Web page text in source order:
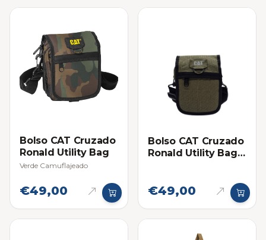
Bolso CAT Cruzado
Ronald Utility Bag
Verde Camuflajeado
€49,00
Bolso CAT Cruzado
Ronald Utility Bag
€49,00